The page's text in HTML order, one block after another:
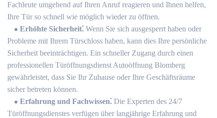
Fachleute umgehend auf Ihren Anruf reagieren und Ihnen helfen,
Ihre Tür so schnell wie möglich wieder zu öffnen.​
Erhöhte Sicherheit⁚ Wenn Sie sich ausgesperrt haben oder
Probleme mit Ihrem Türschloss haben, kann dies Ihre persönliche
Sicherheit beeinträchtigen. Ein schneller Zugang durch einen
professionellen Türöffnungsdienst Autoöffnung Blomberg
gewährleistet, dass Sie Ihr Zuhause oder Ihre Geschäftsräume
sicher betreten können.​
Erfahrung und Fachwissen⁚ Die Experten des 24/7
Türöffnungsdienstes verfügen über langjährige Erfahrung und